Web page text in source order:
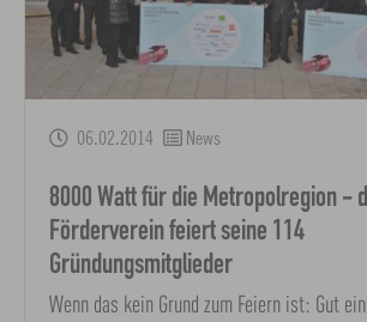
06.02.2014 News
8000 Watt für die Metropolregion -
Förderverein feiert seine 114
Gründungsmitglieder
Wenn das kein Grund zum Feiern ist: Gut